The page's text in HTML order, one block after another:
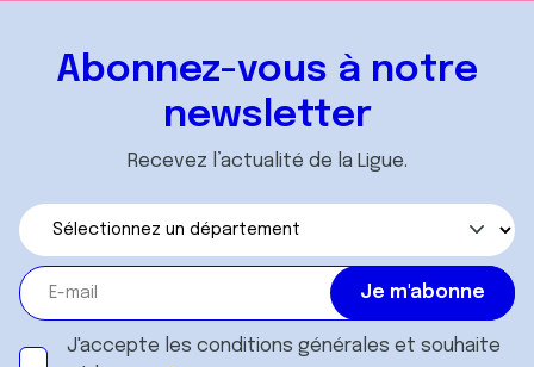
Abonnez-vous à notre
newsletter
Recevez l’actualité de la Ligue.
J'accepte les conditions générales et souhaite